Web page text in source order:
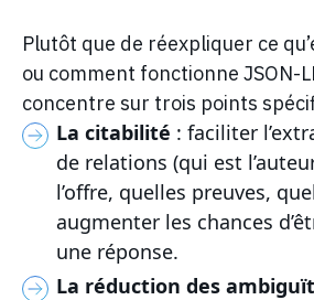
Plutôt que de réexpliquer ce
ou comment fonctionne JSON-
concentre sur trois points
La citabilité : faciliter
de relations (qui est
l’offre, quelles preuves,
augmenter les chances
une réponse.
La réduction des